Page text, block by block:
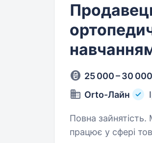
25 000 – 30
Orto-Лайн
Повна зайнятість. Мережа ортопедичних салонів «Орто-Лайн» успішно
працює у сфері